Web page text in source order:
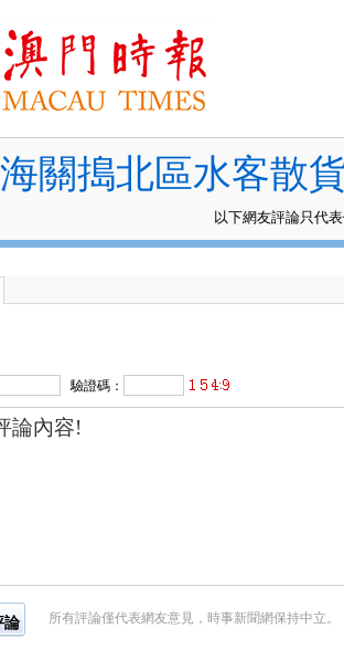
海關搗北區水客散
以下網友評論只代
驗證碼：
所有評論僅代表網友意見，時事新聞網保持中立。